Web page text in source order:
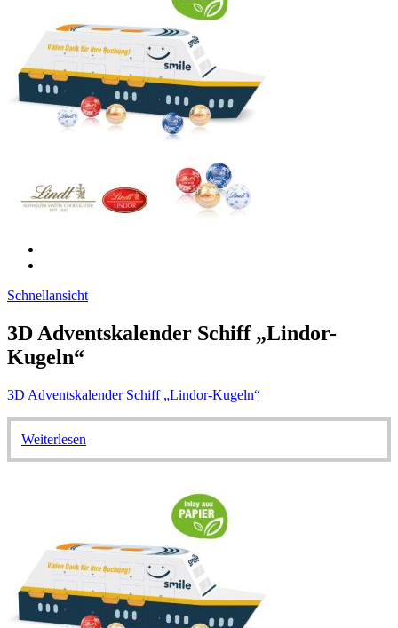
Schnellansicht
3D Adventskalender Schiff „Lindor-
Kugeln“
3D Adventskalender Schiff „Lindor-Kugeln“
Weiterlesen